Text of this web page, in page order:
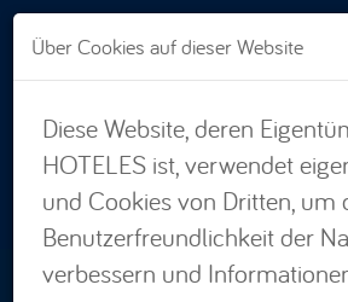
Direkt zum Inhalt
876 662 535
Über Cookies auf dieser Website
Diese Website, deren
HOTELES ist, verwendet
und Cookies von Dritten, um
Benutzerfreundlichkeit der
verbessern und